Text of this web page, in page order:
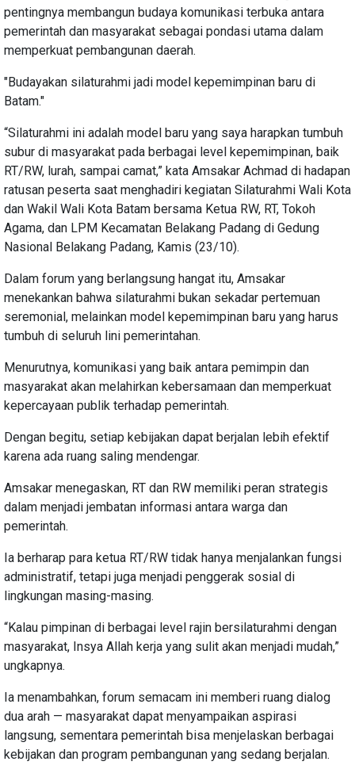
pentingnya membangun budaya komunikasi terbuka antara
pemerintah dan masyarakat sebagai pondasi utama dalam
memperkuat pembangunan daerah.
"Budayakan silaturahmi jadi model kepemimpinan baru di
Batam."
“Silaturahmi ini adalah model baru yang saya harapkan tumbuh
subur di masyarakat pada berbagai level kepemimpinan, baik
RT/RW, lurah, sampai camat,” kata Amsakar Achmad di hadapan
ratusan peserta saat menghadiri kegiatan Silaturahmi Wali Kota
dan Wakil Wali Kota Batam bersama Ketua RW, RT, Tokoh
Agama, dan LPM Kecamatan Belakang Padang di Gedung
Nasional Belakang Padang, Kamis (23/10).
Dalam forum yang berlangsung hangat itu, Amsakar
menekankan bahwa silaturahmi bukan sekadar pertemuan
seremonial, melainkan model kepemimpinan baru yang harus
tumbuh di seluruh lini pemerintahan.
Menurutnya, komunikasi yang baik antara pemimpin dan
masyarakat akan melahirkan kebersamaan dan memperkuat
kepercayaan publik terhadap pemerintah.
Dengan begitu, setiap kebijakan dapat berjalan lebih efektif
karena ada ruang saling mendengar.
Amsakar menegaskan, RT dan RW memiliki peran strategis
dalam menjadi jembatan informasi antara warga dan
pemerintah.
Ia berharap para ketua RT/RW tidak hanya menjalankan fungsi
administratif, tetapi juga menjadi penggerak sosial di
lingkungan masing-masing.
“Kalau pimpinan di berbagai level rajin bersilaturahmi dengan
masyarakat, Insya Allah kerja yang sulit akan menjadi mudah,”
ungkapnya.
Ia menambahkan, forum semacam ini memberi ruang dialog
dua arah — masyarakat dapat menyampaikan aspirasi
langsung, sementara pemerintah bisa menjelaskan berbagai
kebijakan dan program pembangunan yang sedang berjalan.